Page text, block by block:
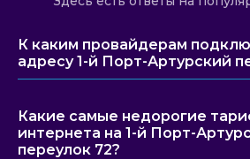
К каким провайдерам
адресу 1-й Порт-Артурский
Какие самые недорогие
интернета на 1-й Порт-
переулок 72?